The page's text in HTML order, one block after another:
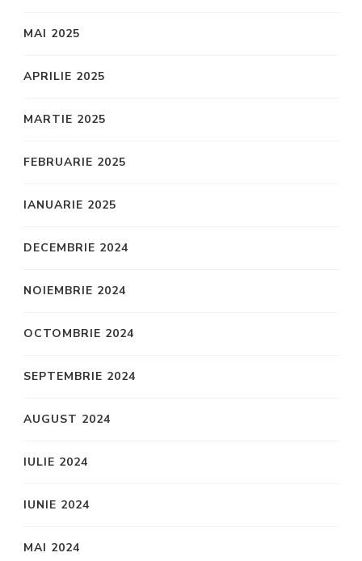
MAI 2025
APRILIE 2025
MARTIE 2025
FEBRUARIE 2025
IANUARIE 2025
DECEMBRIE 2024
NOIEMBRIE 2024
OCTOMBRIE 2024
SEPTEMBRIE 2024
AUGUST 2024
IULIE 2024
IUNIE 2024
MAI 2024